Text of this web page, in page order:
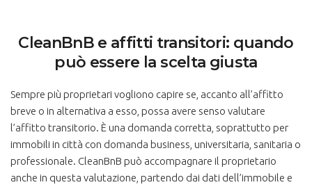
CleanBnB e affitti transitori: quando
può essere la scelta giusta
Sempre più proprietari vogliono capire se, accanto all’affitto
breve o in alternativa a esso, possa avere senso valutare
l’affitto transitorio. È una domanda corretta, soprattutto per
immobili in città con domanda business, universitaria, sanitaria o
professionale. CleanBnB può accompagnare il proprietario
anche in questa valutazione, partendo dai dati dell’immobile e